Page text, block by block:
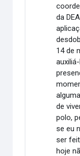
da
14 de
de
polo,
se eu
ser
hoje